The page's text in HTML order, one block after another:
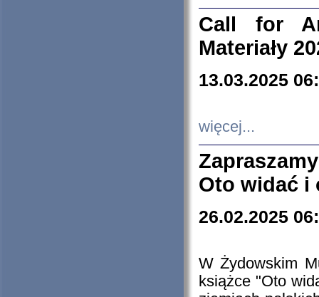
Call for
Materiały
13.03.2025
więcej...
Oto widać i
26.02.2025
W Żydowskim
książce "Oto